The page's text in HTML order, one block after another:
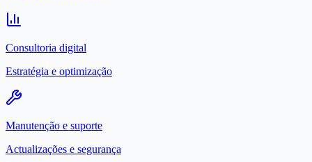
Consultoria digital
Estratégia e optimização
Manutenção e suporte
Actualizações e segurança